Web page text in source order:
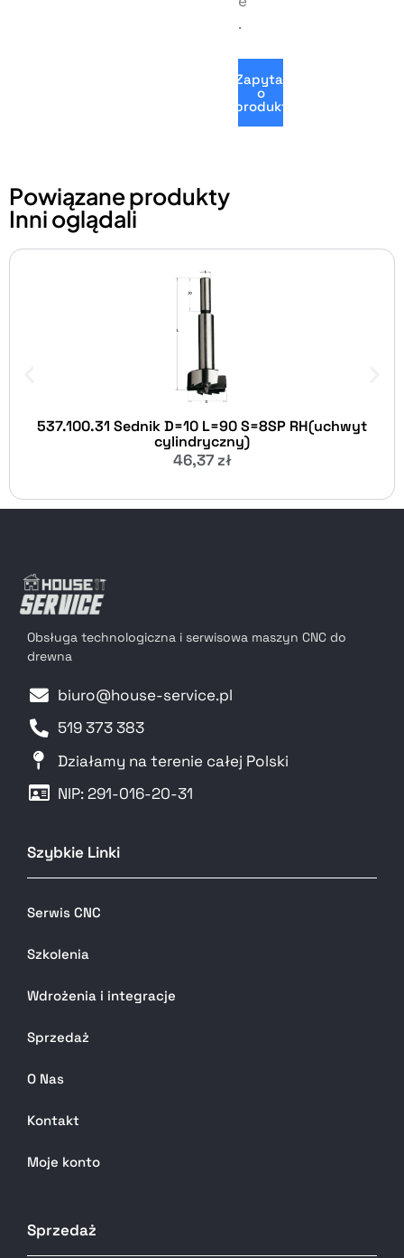
.
Zapytaj
o
produkt
Powiązane produkty
Inni oglądali
537.100.31 Sednik D=10 L=90 S=8SP RH(uchwyt
cylindryczny)
46,37 zł
Obsługa technologiczna i serwisowa maszyn CNC do
drewna
biuro@house-service.pl
519 373 383
Działamy na terenie całej Polski
NIP: 291-016-20-31​
Szybkie Linki
Serwis CNC
Szkolenia
Wdrożenia i integracje
Sprzedaż
O Nas
Kontakt
Moje konto
Sprzedaż